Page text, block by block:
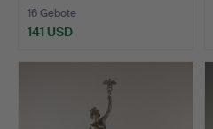
16 Gebote
141 USD